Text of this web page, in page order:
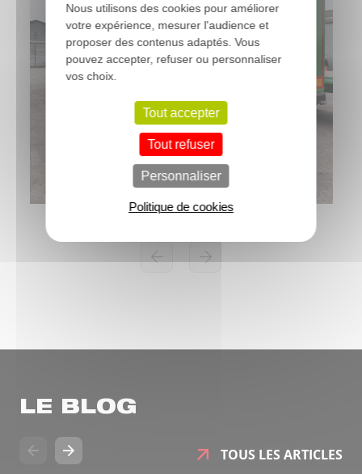
LE BLOG
TOUS LES ARTICLES
Nous utilisons des cookies pour améliorer
votre expérience, mesurer l'audience et
proposer des contenus adaptés. Vous
pouvez accepter, refuser ou personnaliser
vos choix.
Tout accepter
Tout refuser
Personnaliser
Politique de cookies